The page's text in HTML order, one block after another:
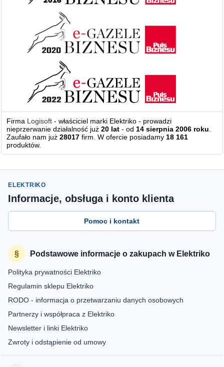
Firma Logisoft - właściciel marki Elektriko - prowadzi
nieprzerwanie działalność już20 lat - od14 sierpnia 2006 roku.
Zaufało nam już28017 firm. W ofercie posiadamy18 161
produktów.
ELEKTRIKO
Informacje, obsługa i konto klienta
Pomoc i kontakt
Podstawowe informacje o zakupach w Elektriko
Polityka prywatności Elektriko
Regulamin sklepu Elektriko
RODO - informacja o przetwarzaniu danych osobowych
Partnerzy i współpraca z Elektriko
Newsletter i linki Elektriko
Zwroty i odstąpienie od umowy